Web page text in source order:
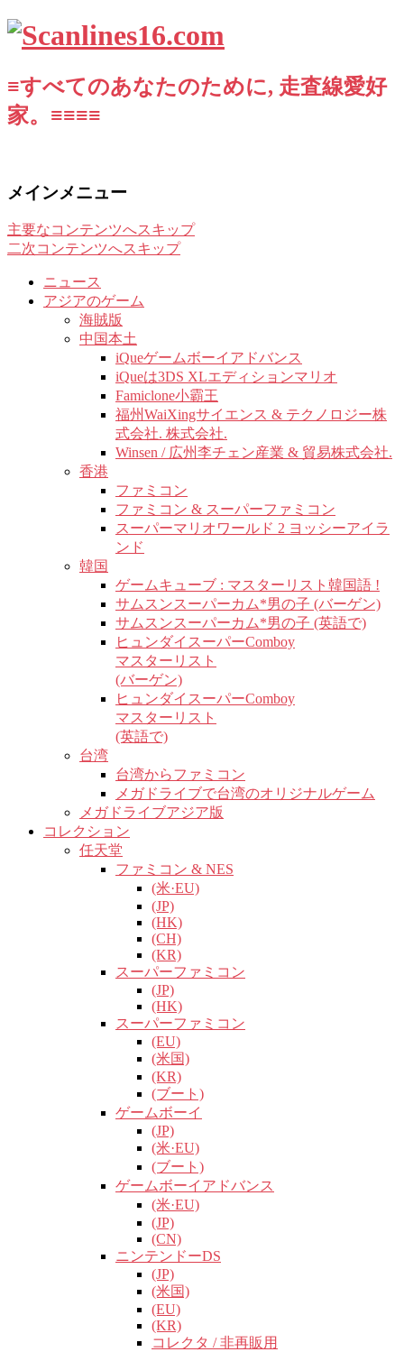
≡すべてのあなたのために, 走査線愛好
家。≡≡≡≡
メインメニュー
主要なコンテンツへスキップ
二次コンテンツへスキップ
ニュース
アジアのゲーム
海賊版
中国本土
iQueゲームボーイアドバンス
iQueは3DS XLエディションマリオ
Famiclone小霸王
福州WaiXingサイエンス & テクノロジー株
式会社. 株式会社.
Winsen / 広州李チェン産業 & 貿易株式会社.
香港
ファミコン
ファミコン & スーパーファミコン
スーパーマリオワールド 2 ヨッシーアイラ
ンド
韓国
ゲームキューブ : マスターリスト韓国語 !
サムスンスーパーカム*男の子 (バーゲン)
サムスンスーパーカム*男の子 (英語で)
ヒュンダイスーパーComboy
マスターリスト
(バーゲン)
ヒュンダイスーパーComboy
マスターリスト
(英語で)
台湾
台湾からファミコン
メガドライブで台湾のオリジナルゲーム
メガドライブアジア版
コレクション
任天堂
ファミコン & NES
(米·EU)
(JP)
(HK)
(CH)
(KR)
スーパーファミコン
(JP)
(HK)
スーパーファミコン
(EU)
(米国)
(KR)
(ブート)
ゲームボーイ
(JP)
(米·EU)
(ブート)
ゲームボーイアドバンス
(米·EU)
(JP)
(CN)
ニンテンドーDS
(JP)
(米国)
(EU)
(KR)
コレクタ / 非再販用